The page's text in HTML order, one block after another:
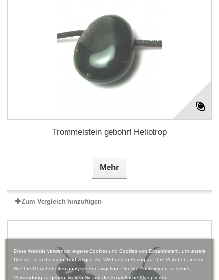
Trommelstein gebohrt Heliotrop
Mehr
Zum Vergleich hinzufügen
Diese Website verwendet eigene Cookies und Cookies von Drittanbietern, um unsere
Dienste zu verbessern. Und zeigen Sie Werbung in Bezug auf Ihre Vorlieben, indem
Sie Ihre Gewohnheiten analysieren navigation. Um Ihre Zustimmung zu seiner
Verwendung zu geben, klicken Sie auf die Schaltfläche Akzeptieren.